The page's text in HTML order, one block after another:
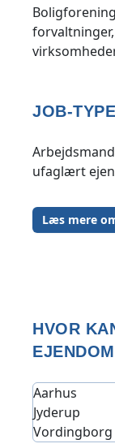
JOB-
ufaglært
Læs mere
HVOR
Aarhus
Jyderup
Vordingborg